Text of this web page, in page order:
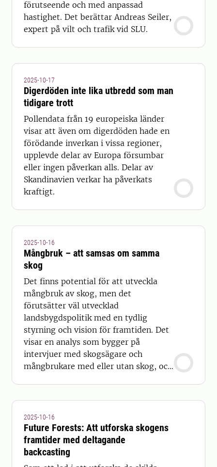
förutseende och med anpassad
hastighet. Det berättar Andreas Seiler,
expert på vilt och trafik vid SLU.
2025-10-17
Digerdöden inte lika utbredd som man
tidigare trott
Pollendata från 19 europeiska länder
visar att även om digerdöden hade en
förödande inverkan i vissa regioner,
upplevde delar av Europa försumbar
eller ingen påverkan alls. Delar av
Skandinavien verkar ha påverkats
kraftigt.
2025-10-16
Mångbruk – att samsas om samma
skog
Det finns potential för att utveckla
mångbruk av skog, men det
förutsätter väl utvecklad
landsbygdspolitik med en tydlig
styrning och vision för framtiden. Det
visar en analys som bygger på
intervjuer med skogsägare och
mångbrukare med eller utan skog, och
2025-10-16
Future Forests: Att utforska skogens
framtider med deltagande
backcasting